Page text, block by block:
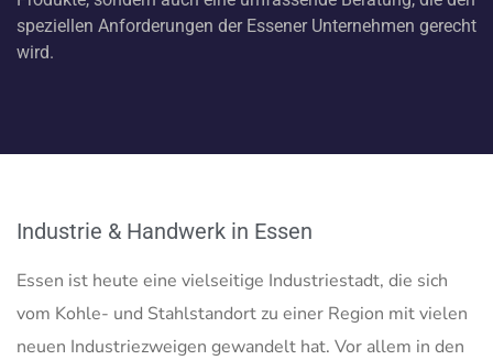
speziellen Anforderungen der Essener Unternehmen gerecht
wird.
Industrie & Handwerk in Essen
Essen ist heute eine vielseitige Industriestadt, die sich
vom Kohle- und Stahlstandort zu einer Region mit vielen
neuen Industriezweigen gewandelt hat. Vor allem in den